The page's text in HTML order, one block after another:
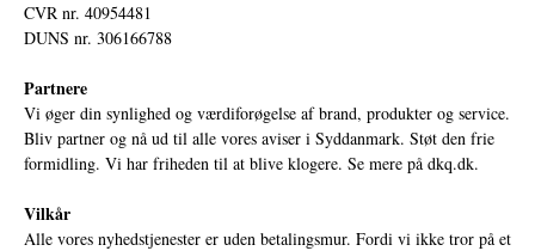
CVR nr. 40954481
DUNS nr. 306166788
Partnere
Vi øger din synlighed og værdiforøgelse af brand, produkter og service.
Bliv partner og nå ud til alle vores aviser i Syddanmark. Støt den frie
formidling. Vi har friheden til at blive klogere. Se mere på dkq.dk.
Vilkår
Alle vores nyhedstjenester er uden betalingsmur. Fordi vi ikke tror på et